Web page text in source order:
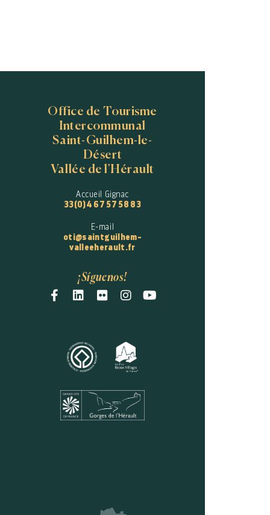
Office de Tourisme
Intercommunal
Saint-Guilhem-le-
Désert
Vallée de l'Hérault
Accueil Gignac
33(0)4 67 57 58 83
E-mail
oti@saintguilhem-
valleeherault.fr
¡Síguenos!